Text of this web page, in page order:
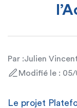
Expertise et
Par :Julien
Modifié le :
Le projet